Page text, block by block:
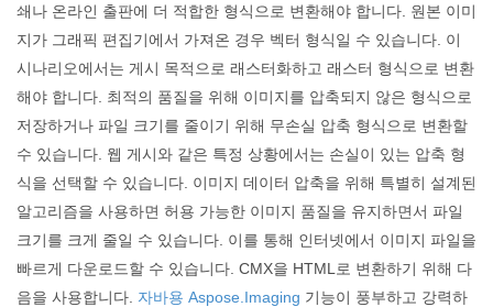
쇄나 온라인 출판에 더 적합한 형식으로 변환해야 합니다. 원본 이미
지가 그래픽 편집기에서 가져온 경우 벡터 형식일 수 있습니다. 이
시나리오에서는 게시 목적으로 래스터화하고 래스터 형식으로 변환
해야 합니다. 최적의 품질을 위해 이미지를 압축되지 않은 형식으로
저장하거나 파일 크기를 줄이기 위해 무손실 압축 형식으로 변환할
수 있습니다. 웹 게시와 같은 특정 상황에서는 손실이 있는 압축 형
식을 선택할 수 있습니다. 이미지 데이터 압축을 위해 특별히 설계된
알고리즘을 사용하면 허용 가능한 이미지 품질을 유지하면서 파일
크기를 크게 줄일 수 있습니다. 이를 통해 인터넷에서 이미지 파일을
빠르게 다운로드할 수 있습니다. CMX을 HTML로 변환하기 위해 다
음을 사용합니다. 자바용 Aspose.Imaging 기능이 풍부하고 강력하